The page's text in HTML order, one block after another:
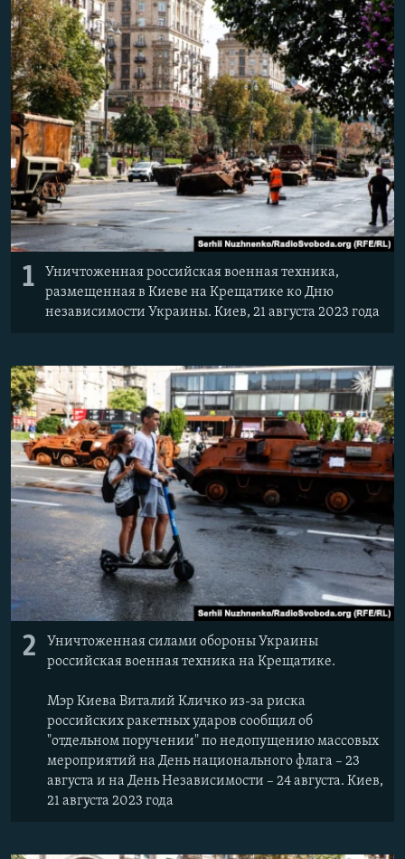
Հայերեն
English
Русский
Все сайты Радио Азатутюн
1
Уничтоженная российская военная техника,
размещенная в Киеве на Крещатике ко Дню
независимости Украины. Киев, 21 августа 2023 года
2
Уничтоженная силами обороны Украины
российская военная техника на Крещатике.
Мэр Киева Виталий Кличко из-за риска
российских ракетных ударов сообщил об
"отдельном поручении" по недопущению массовых
мероприятий на День национального флага – 23
августа и на День Независимости – 24 августа. Киев,
21 августа 2023 года